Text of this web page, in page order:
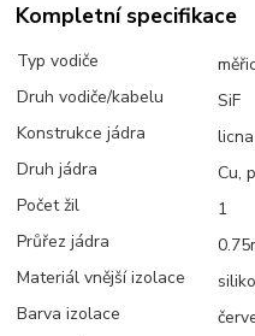
Kompletní specifikace
Typ vodiče
Druh vodiče/kabelu
SiF
Konstrukce jádra
licna
Druh jádra
Cu,
Počet žil
1
Průřez jádra
Materiál vnější izolace
Barva izolace